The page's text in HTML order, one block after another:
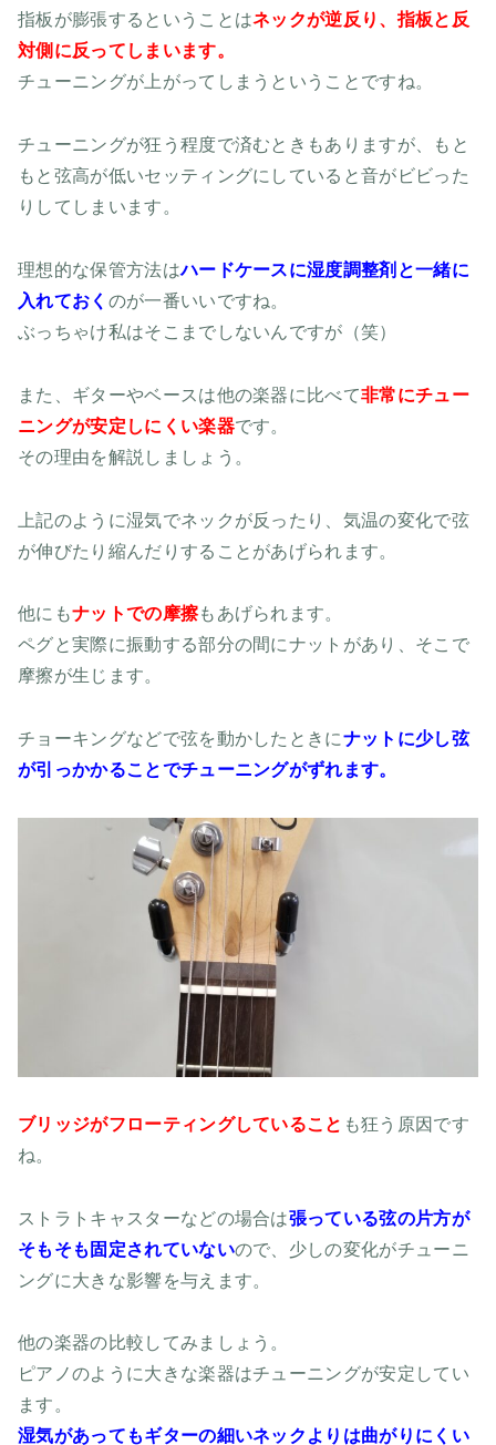
指板が膨張するということはネックが逆反り、指板と反
対側に反ってしまいます。
チューニングが上がってしまうということですね。
チューニングが狂う程度で済むときもありますが、もと
もと弦高が低いセッティングにしていると音がビビった
りしてしまいます。
理想的な保管方法はハードケースに湿度調整剤と一緒に
入れておく のが一番いいですね。
ぶっちゃけ私はそこまでしないんですが（笑）
また、ギターやベースは他の楽器に比べて非常にチュー
ニングが安定しにくい楽器です。
その理由を解説しましょう。
上記のように湿気でネックが反ったり、気温の変化で弦
が伸びたり縮んだりすることがあげられます。
他にもナットでの摩擦もあげられます。
ペグと実際に振動する部分の間にナットがあり、そこで
摩擦が生じます。
チョーキングなどで弦を動かしたときにナットに少し弦
が引っかかることでチューニングがずれます。
ブリッジがフローティングしていること も狂う原因です
ね。
ストラトキャスターなどの場合は張っている弦の片方が
そもそも固定されていないので、少しの変化がチューニ
ングに大きな影響を与えます。
他の楽器の比較してみましょう。
ピアノのように大きな楽器はチューニングが安定してい
ます。
湿気があってもギターの細いネックよりは曲がりにくい